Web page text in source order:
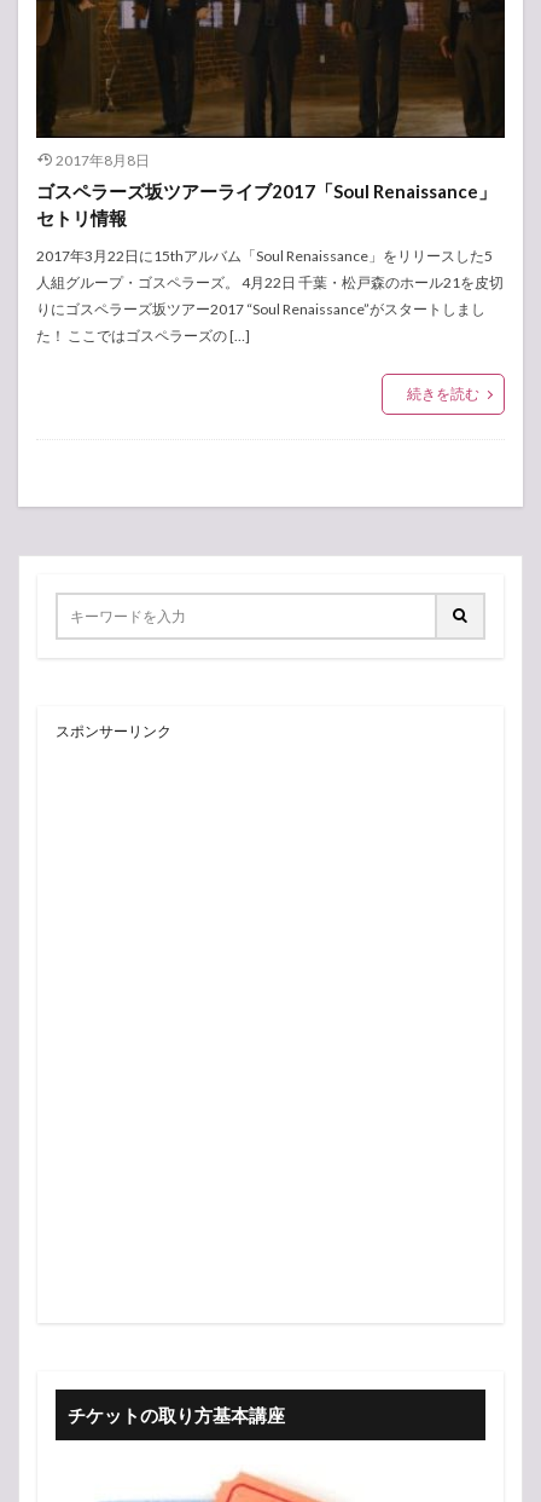
2017年8月8日
ゴスペラーズ坂ツアーライブ2017「Soul Renaissance」
セトリ情報
2017年3月22日に15thアルバム「Soul Renaissance」をリリースした5
人組グループ・ゴスペラーズ。 4月22日 千葉・松戸森のホール21を皮切
りにゴスペラーズ坂ツアー2017 “Soul Renaissance”がスタートしまし
た！ ここではゴスペラーズの […]
続きを読む
スポンサーリンク
チケットの取り方基本講座